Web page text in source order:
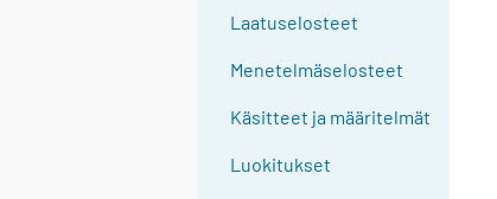
Laatuselosteet
Menetelmäselosteet
Käsitteet ja määritelmät
Luokitukset